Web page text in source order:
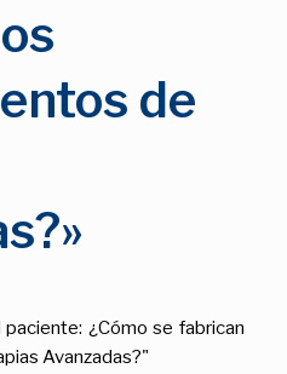
de
¿Cómo se fabrican
Avanzadas?"